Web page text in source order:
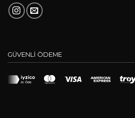
GÜVENLİ ÖDEME